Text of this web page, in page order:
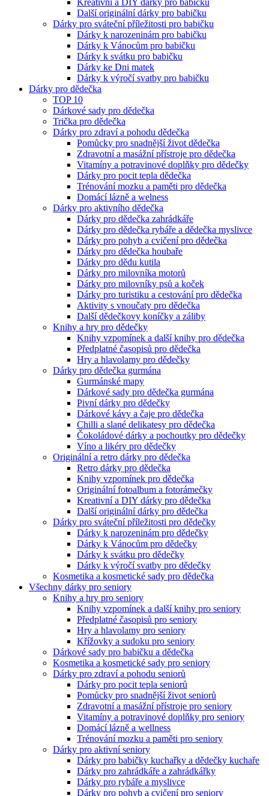
Další originální dárky pro babičku
Dárky pro sváteční příležitosti pro babičku
Dárky k narozeninám pro babičku
Dárky k Vánocům pro babičku
Dárky k svátku pro babičku
Dárky ke Dni matek
Dárky k výročí svatby pro babičku
Dárky pro dědečka
TOP 10
Dárkové sady pro dědečka
Trička pro dědečka
Dárky pro zdraví a pohodu dědečka
Pomůcky pro snadnější život dědečka
Zdravotní a masážní přístroje pro dědečka
Vitamíny a potravinové doplňky pro dědečky
Dárky pro pocit tepla dědečka
Trénování mozku a paměti pro dědečka
Domácí lázně a welness
Dárky pro aktivního dědečka
Dárky pro dědečka zahrádkáře
Dárky pro dědečka rybáře a dědečka myslivce
Dárky pro pohyb a cvičení pro dědečka
Dárky pro dědečka houbaře
Dárky pro dědu kutila
Dárky pro milovníka motorů
Dárky pro milovníky psů a koček
Dárky pro turistiku a cestování pro dědečka
Aktivity s vnoučaty pro dědečka
Další dědečkovy koníčky a záliby
Knihy a hry pro dědečky
Knihy vzpomínek a další knihy pro dědečka
Předplatné časopisů pro dědečka
Hry a hlavolamy pro dědečky
Dárky pro dědečka gurmána
Gurmánské mapy
Dárkové sady pro dědečka gurmána
Pivní dárky pro dědečky
Dárkové kávy a čaje pro dědečka
Chilli a slané delikatesy pro dědečka
Čokoládové dárky a pochoutky pro dědečky
Víno a likéry pro dědečky
Originální a retro dárky pro dědečka
Retro dárky pro dědečka
Knihy vzpomínek pro dědečka
Originální fotoalbum a fotorámečky
Kreativní a DIY dárky pro dědečka
Další originální dárky pro dědečka
Dárky pro sváteční příležitosti pro dědečky
Dárky k narozeninám pro dědečky
Dárky k Vánocům pro dědečky
Dárky k svátku pro dědečky
Dárky k výročí svatby pro dědečky
Kosmetika a kosmetické sady pro dědečka
Všechny dárky pro seniory
Knihy a hry pro seniory
Knihy vzpomínek a další knihy pro seniory
Předplatné časopisů pro seniory
Hry a hlavolamy pro seniory
Křížovky a sudoku pro seniory
Dárkové sady pro babičku a dědečka
Kosmetika a kosmetické sady pro seniory
Dárky pro zdraví a pohodu seniorů
Dárky pro pocit tepla seniorů
Pomůcky pro snadnější život seniorů
Zdravotní a masážní přístroje pro seniory
Vitamíny a potravinové doplňky pro seniory
Domácí lázně a wellness
Trénování mozku a paměti pro seniory
Dárky pro aktivní seniory
Dárky pro babičky kuchařky a dědečky kuchaře
Dárky pro zahrádkáře a zahrádkářky
Dárky pro rybáře a myslivce
Dárky pro pohyb a cvičení pro seniory